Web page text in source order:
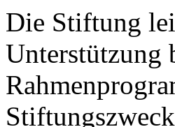
Die Stiftung
Unterstützung